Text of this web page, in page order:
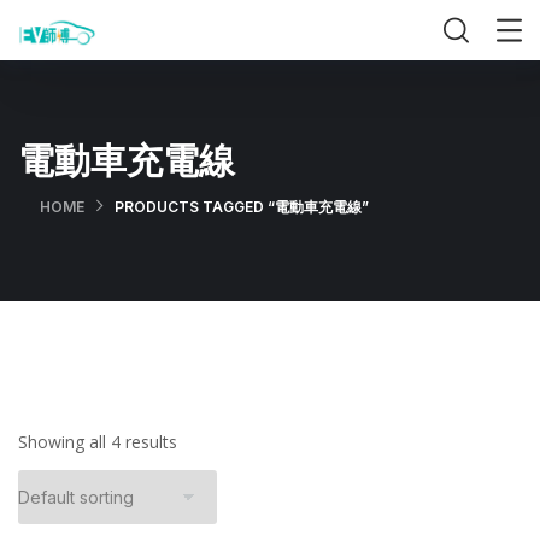
電動車充電線
HOME PRODUCTS TAGGED “電動車充電線”
Showing all 4 results